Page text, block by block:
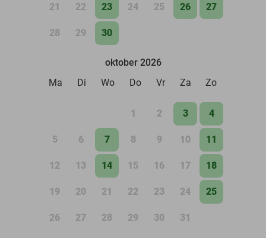
21 22 23 24 25 26 27
28 29 30
oktober 2026
Ma
Di Wo Do Vr Za Zo
1 2 3 4
5 6 7 8 9 10 11
12 13 14 15 16 17 18
19 20 21 22 23 24 25
26 27 28 29 30 31